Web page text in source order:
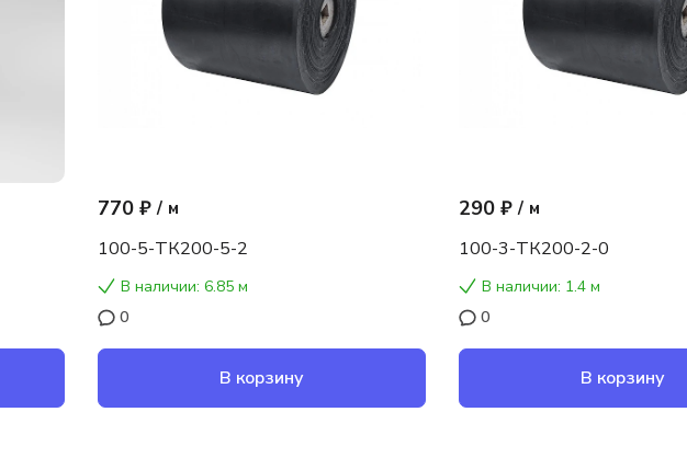
770 ₽ / м
100-5-ТК200-5-2
В наличии: 6.85 м
0
В корзину
290 ₽ / м
100-3-ТК200-2-0
В наличии: 1.4 м
0
В корзину